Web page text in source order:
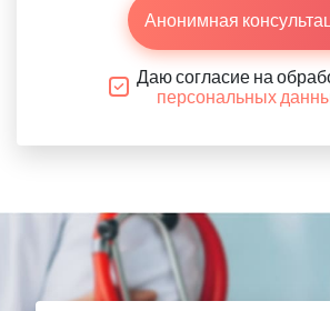
Анонимная
Даю согласие на
персональных